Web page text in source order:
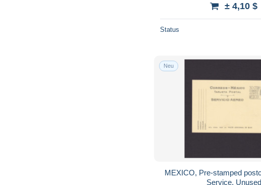
± 4,10 $
Status
Neu
MEXICO, Pre-stamped
Service, Unused